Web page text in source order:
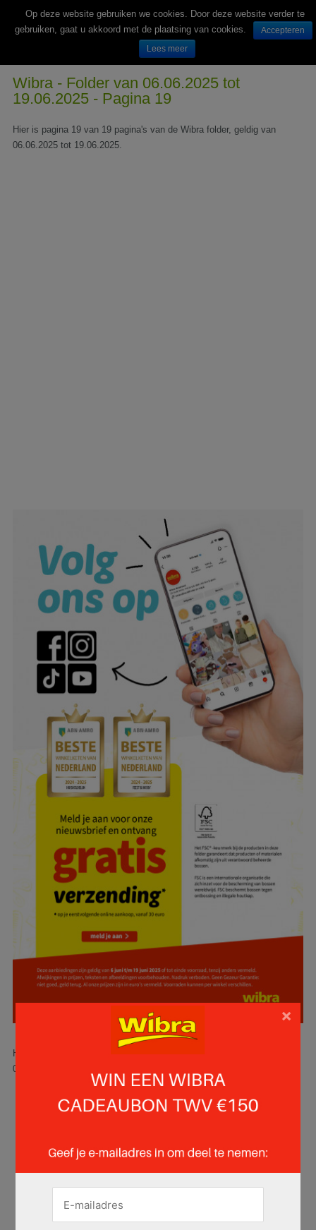
Wekelijks nieuwe folders van Nederlandse supermarkten en winkels
Wibra - Folder van 06.06.2025 tot
19.06.2025 - Pagina 19
Hier is pagina 19 van 19 pagina's van de Wibra folder, geldig van
06.06.2025 tot 19.06.2025.
Hier is pagina 19 van 19 pagina's van de Wibra folder, geldig van
06.06.2025 tot 19.06.2025.
Op deze website gebruiken we cookies. Door deze website verder te
gebruiken, gaat u akkoord met de plaatsing van cookies.
Accepteren
Lees meer
×